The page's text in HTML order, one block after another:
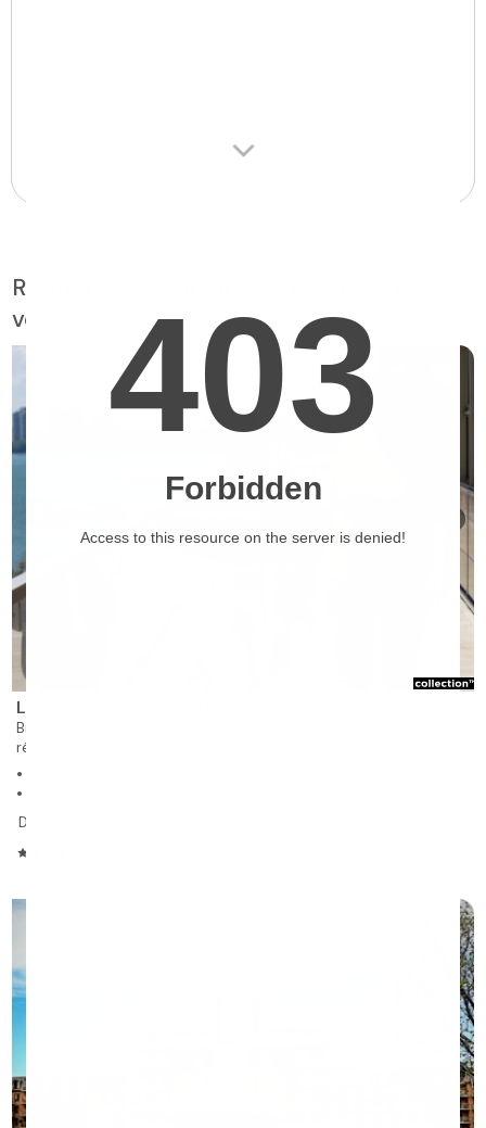
Résidences pour aînés suggérées pour
vous
Les Résidences Soleil Manoir Brossard
Brossard
résidence aide et soins infimiers à louer
Dès 1 716 $